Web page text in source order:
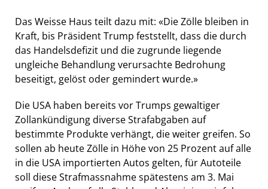
Das Weisse Haus teilt dazu mit: «Die Zölle bleiben in
Kraft, bis Präsident Trump feststellt, dass die durch
das Handelsdefizit und die zugrunde liegende
ungleiche Behandlung verursachte Bedrohung
beseitigt, gelöst oder gemindert wurde.»
Die USA haben bereits vor Trumps gewaltiger
Zollankündigung diverse Strafabgaben auf
bestimmte Produkte verhängt, die weiter greifen. So
sollen ab heute Zölle in Höhe von 25 Prozent auf alle
in die USA importierten Autos gelten, für Autoteile
soll diese Strafmassnahme spätestens am 3. Mai